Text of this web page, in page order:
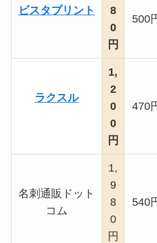
ビスタプリント
8
0
円
500
ラクスル
1,
2
0
0
円
470
名刺通販ドット
コム
1,
9
8
0
円
540